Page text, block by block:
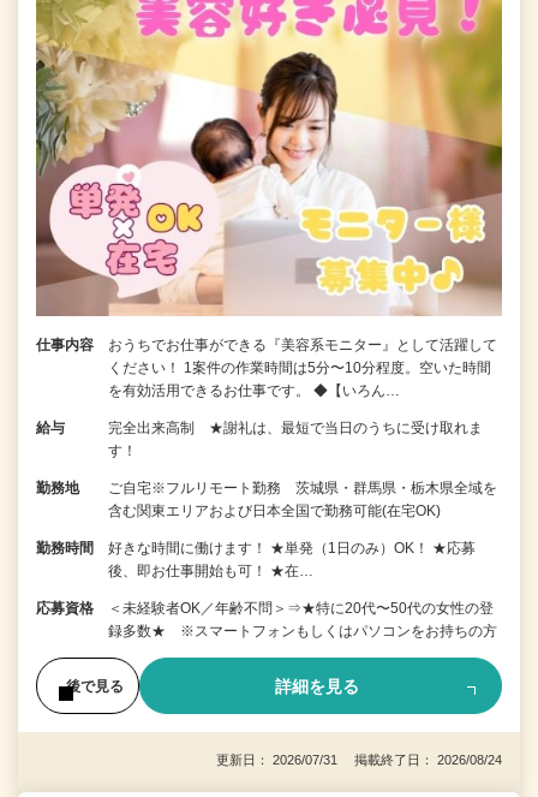
仕事内容
おうちでお仕事ができる『美容系モニター』として活躍して
ください！ 1案件の作業時間は5分〜10分程度。空いた時間
を有効活用できるお仕事です。 ◆【いろん…
給与
完全出来高制 ★謝礼は、最短で当日のうちに受け取れま
す！
勤務地
ご自宅※フルリモート勤務 茨城県・群馬県・栃木県全域を
含む関東エリアおよび日本全国で勤務可能(在宅OK)
勤務時間
好きな時間に働けます！ ★単発（1日のみ）OK！ ★応募
後、即お仕事開始も可！ ★在…
応募資格
＜未経験者OK／年齢不問＞⇒★特に20代〜50代の女性の登
録多数★ ※スマートフォンもしくはパソコンをお持ちの方
後で見る 詳細を見る
更新日： 2026/07/31 掲載終了日： 2026/08/24